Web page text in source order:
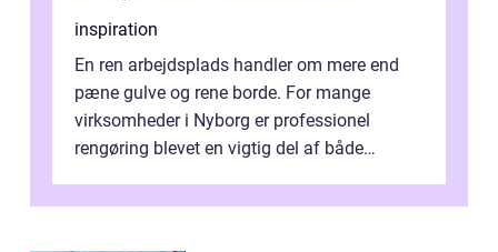
inspiration
En ren arbejdsplads handler om mere end
pæne gulve og rene borde. For mange
virksomheder i Nyborg er professionel
rengøring blevet en vigtig del af både
samlede ...